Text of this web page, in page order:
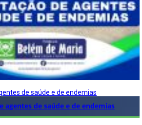
de saúde e de endemias
agentes de saúde e de endemias